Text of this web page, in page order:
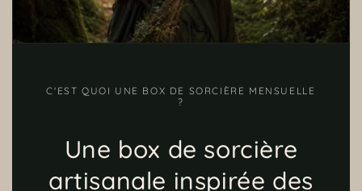
C'EST QUOI UNE BOX DE SORCIÈRE MENSUELLE
?
Une box de sorcière
artisanale inspirée des